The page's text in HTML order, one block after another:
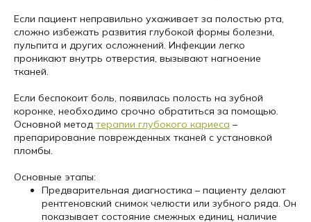
Если пациент неправильно ухаживает за полостью рта,
сложно избежать развития глубокой формы болезни,
пульпита и других осложнений. Инфекции легко
проникают внутрь отверстия, вызывают нагноение
тканей.
Если беспокоит боль, появилась полость на зубной
коронке, необходимо срочно обратиться за помощью.
Основной метод терапии глубокого кариеса –
препарирование поврежденных тканей с установкой
пломбы.
Основные этапы:
Предварительная диагностика – пациенту делают
рентгеновский снимок челюсти или зубного ряда. Он
показывает состояние смежных единиц, наличие